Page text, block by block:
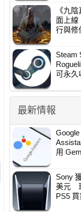
《九
面上
行與修
Steam
可永久
最新情報
用
Sony
美元
PS5 買